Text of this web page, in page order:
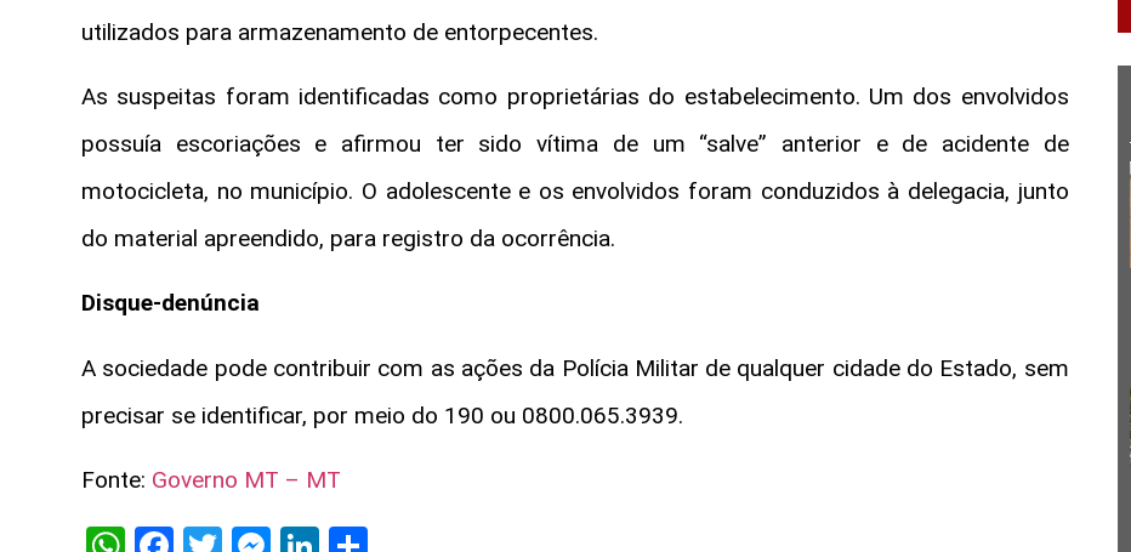
utilizados para armazenamento de entorpecentes.
As suspeitas foram identificadas como proprietárias do estabelecimento. Um dos envolvidos
possuía escoriações e afirmou ter sido vítima de um “salve” anterior e de acidente de
motocicleta, no município. O adolescente e os envolvidos foram conduzidos à delegacia, junto
do material apreendido, para registro da ocorrência.
Disque-denúncia
A sociedade pode contribuir com as ações da Polícia Militar de qualquer cidade do Estado, sem
precisar se identificar, por meio do 190 ou 0800.065.3939.
Fonte: Governo MT – MT